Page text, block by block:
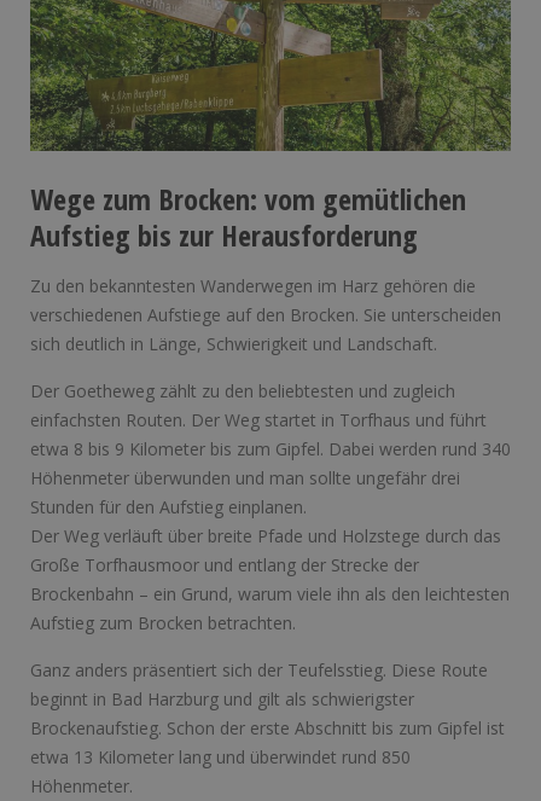
Wege zum Brocken: vom gemütlichen
Aufstieg bis zur Herausforderung
Zu den bekanntesten Wanderwegen im Harz gehören die
verschiedenen Aufstiege auf den Brocken. Sie unterscheiden
sich deutlich in Länge, Schwierigkeit und Landschaft.
Der Goetheweg zählt zu den beliebtesten und zugleich
einfachsten Routen. Der Weg startet in Torfhaus und führt
etwa 8 bis 9 Kilometer bis zum Gipfel. Dabei werden rund 340
Höhenmeter überwunden und man sollte ungefähr drei
Stunden für den Aufstieg einplanen.
Der Weg verläuft über breite Pfade und Holzstege durch das
Große Torfhausmoor und entlang der Strecke der
Brockenbahn – ein Grund, warum viele ihn als den leichtesten
Aufstieg zum Brocken betrachten.
Ganz anders präsentiert sich der Teufelsstieg. Diese Route
beginnt in Bad Harzburg und gilt als schwierigster
Brockenaufstieg. Schon der erste Abschnitt bis zum Gipfel ist
etwa 13 Kilometer lang und überwindet rund 850
Höhenmeter.